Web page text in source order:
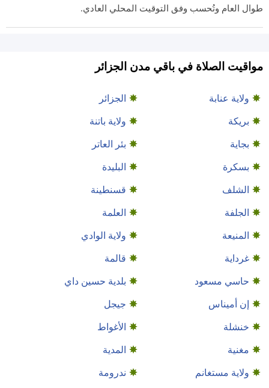
طوال العام وتُحسب وفق التوقيت المحلي العادي.
مواقيت الصلاة في باقي مدن الجزائر
ولاية عنابة
الجزائر
بريكة
ولاية باتنة
بجاية
بئر العاتر
بسكرة
البليدة
الشلف
قسنطينة
الجلفة
العلمة
المنيعة
ولاية الوادي
غرداية
قالمة
حاسي مسعود
بلدية حسين داي
إن أميناس
جيجل
خنشلة
الأغواط
مغنية
المدية
ولاية مستغانم
ندرومة